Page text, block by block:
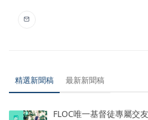
精選新聞稿 最新新聞稿
FLOC唯一基督徒專屬交